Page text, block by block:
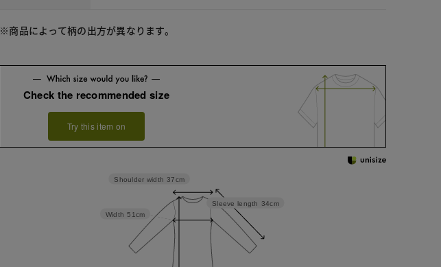
※商品によって柄の出方が異なります。
Check the recommended size
Try this item on
Sleeve length 34cm
Width 51cm
Shoulder width 37cm